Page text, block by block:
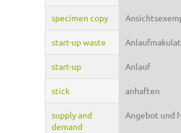
specimen copy
start-up waste
start-up Anlauf
stick anhaften
supply and
demand
Angebot und